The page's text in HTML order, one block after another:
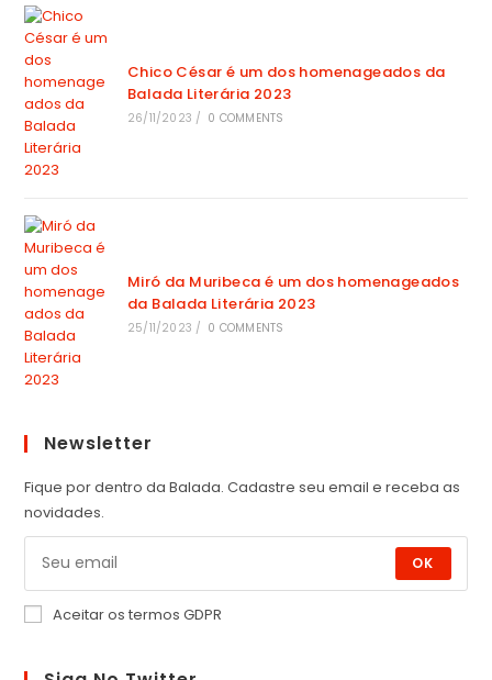
Chico César é um dos homenageados da
Balada Literária 2023
26/11/2023 / 0 COMMENTS
Miró da Muribeca é um dos homenageados
da Balada Literária 2023
25/11/2023 / 0 COMMENTS
Newsletter
Fique por dentro da Balada. Cadastre seu email e receba as
novidades.
OK
Aceitar os termos GDPR